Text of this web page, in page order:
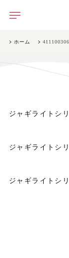
ホーム
ジャギライトシ
ジャギライトシ
ジャギライトシ